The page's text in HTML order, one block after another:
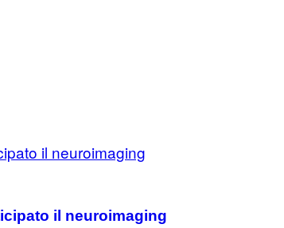
il neuroimaging